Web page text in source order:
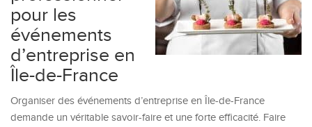
pour les
événements
d’entreprise en
Île-de-France
Organiser des événements d’entreprise en Île-de-France
demande un véritable savoir-faire et une forte efficacité. Faire